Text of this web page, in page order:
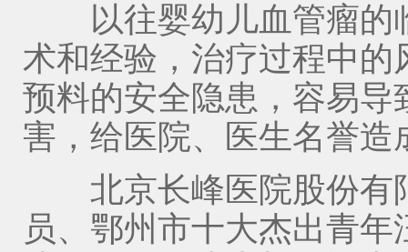
以往婴幼儿血管瘤的
术和经验，治疗过程中
预料的安全隐患，容易
害，给医院、医生名誉造
北京长峰医院股份有
员、鄂州市十大杰出青